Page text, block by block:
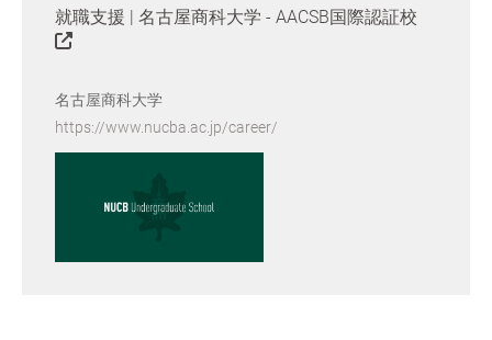
就職支援 | 名古屋商科大学 - AACSB国際認証校
名古屋商科大学
https://www.nucba.ac.jp/career/